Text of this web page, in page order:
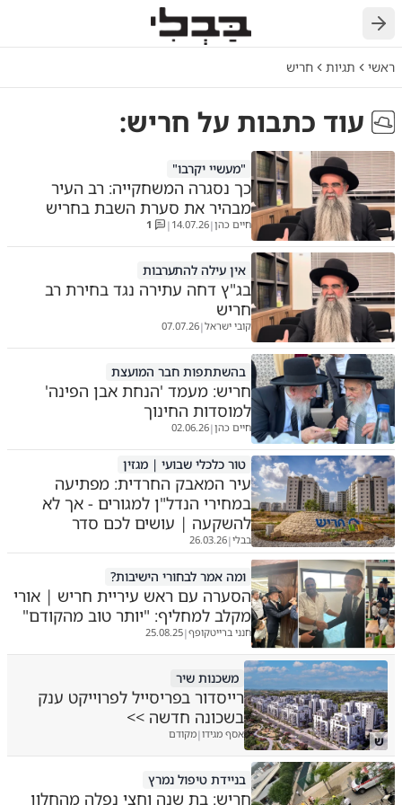
חזרה
ראשי תגיות חריש
עוד כתבות על חריש:
"מעשיי יקרבו"
כך נסגרה המשחקייה: רב העיר
מבהיר את סערת השבת בחריש
חיים כהן|
14.07.26
|
1
אין עילה להתערבות
בג"ץ דחה עתירה נגד בחירת רב
חריש
קובי ישראל|
07.07.26
בהשתתפות חבר המועצת
חריש: מעמד 'הנחת אבן הפינה'
למוסדות החינוך
חיים כהן|
02.06.26
טור כלכלי שבועי | מגזין
עיר המאבק החרדית: מפתיעה
במחירי הנדל"ן למגורים - אך לא
להשקעה | עושים לכם סדר
בבלי|
26.03.26
ומה אמר לבחורי הישיבות?
הסערה עם ראש עיריית חריש | אורי
מקלב למחליף: "יותר טוב מהקודם"
חנני ברייטקופף|
25.08.25
ש
משכנות שיר
רייסדור בפריסייל לפרוייקט ענק
בשכונה חדשה >>
אסף מגידו|מקודם
בניידת טיפול נמרץ
חריש: בת שנה וחצי נפלה מהחלון